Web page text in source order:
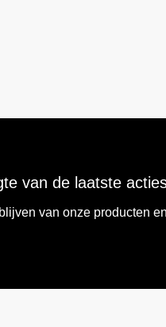
van de laatste
van onze producten